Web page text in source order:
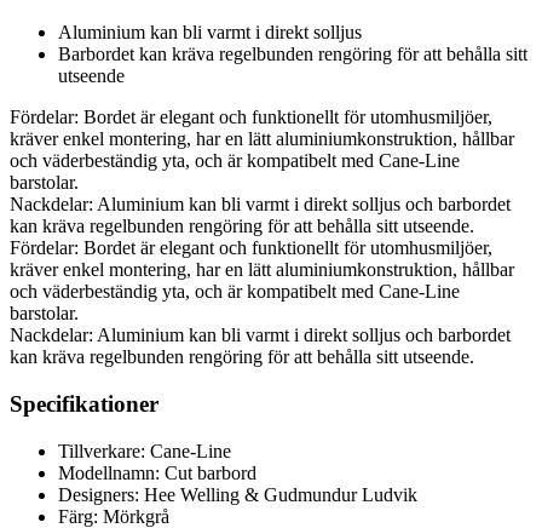
Aluminium kan bli varmt i direkt solljus
Barbordet kan kräva regelbunden rengöring för att behålla sitt
utseende
Fördelar: Bordet är elegant och funktionellt för utomhusmiljöer,
kräver enkel montering, har en lätt aluminiumkonstruktion, hållbar
och väderbeständig yta, och är kompatibelt med Cane-Line
barstolar.
Nackdelar: Aluminium kan bli varmt i direkt solljus och barbordet
kan kräva regelbunden rengöring för att behålla sitt utseende.
Fördelar: Bordet är elegant och funktionellt för utomhusmiljöer,
kräver enkel montering, har en lätt aluminiumkonstruktion, hållbar
och väderbeständig yta, och är kompatibelt med Cane-Line
barstolar.
Nackdelar: Aluminium kan bli varmt i direkt solljus och barbordet
kan kräva regelbunden rengöring för att behålla sitt utseende.
Specifikationer
Tillverkare: Cane-Line
Modellnamn: Cut barbord
Designers: Hee Welling & Gudmundur Ludvik
Färg: Mörkgrå